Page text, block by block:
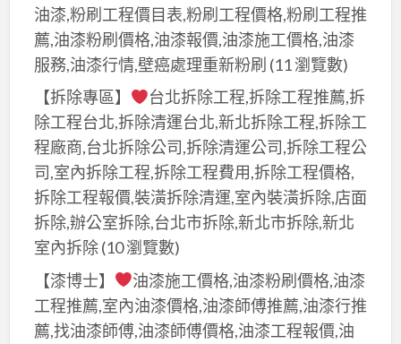
油漆,粉刷工程價目表,粉刷工程價格,粉刷工程推
薦,油漆粉刷價格,油漆報價,油漆施工價格,油漆
服務,油漆行情,壁癌處理重新粉刷 (11 瀏覽數)
【拆除專區】
台北拆除工程,拆除工程推薦,拆
除工程台北,拆除清運台北,新北拆除工程,拆除工
程廠商,台北拆除公司,拆除清運公司,拆除工程公
司,室內拆除工程,拆除工程費用,拆除工程價格,
拆除工程報價,裝潢拆除清運,室內裝潢拆除,店面
拆除,辦公室拆除,台北市拆除,新北市拆除,新北
室內拆除(10 瀏覽數)
【漆博士】
油漆施工價格,油漆粉刷價格,油漆
工程推薦,室內油漆價格,油漆師傅推薦,油漆行推
薦,找油漆師傅,油漆師傅價格,油漆工程報價,油